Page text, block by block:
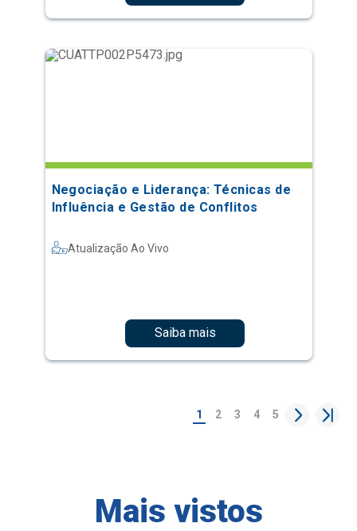
Negociação e Liderança: Técnicas de
Influência e Gestão de Conflitos
Atualização Ao Vivo
Saiba mais
1 2 3 4 5
Mais vistos